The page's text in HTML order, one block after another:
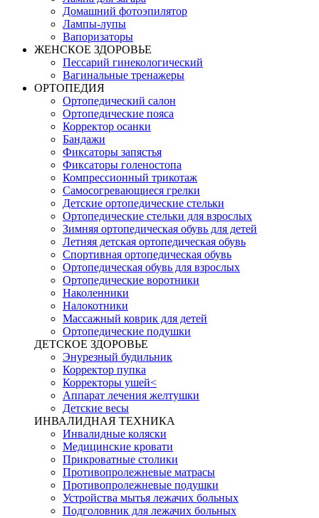
Домашний фотоэпилятор
Лампы-лупы
Вапоризаторы
ЖЕНСКОЕ ЗДОРОВЬЕ
Пессарий гинекологический
Вагинальные тренажеры
ОРТОПЕДИЯ
Ортопедический салон
Ортопедические пояса
Корректор осанки
Бандажи
Фиксаторы запястья
Фиксаторы голеностопа
Компрессионный трикотаж
Самосогревающиеся грелки
Детские ортопедические стельки
Ортопедические стельки для взрослых
Зимняя ортопедическая обувь для детей
Летняя детская ортопедическая обувь
Спортивная ортопедическая обувь
Ортопедическая обувь для взрослых
Ортопедические воротники
Наколенники
Налокотники
Массажный коврик для детей
Ортопедические подушки
ДЕТСКОЕ ЗДОРОВЬЕ
Энурезный будильник
Корректор пупка
Корректоры ушей<
Аппарат лечения желтушки
Детские весы
ИНВАЛИДНАЯ ТЕХНИКА
Инвалидные коляски
Медицинские кровати
Прикроватные столики
Противопролежневые матрасы
Противопролежневые подушки
Устройства мытья лежачих больных
Подголовник для лежачих больных